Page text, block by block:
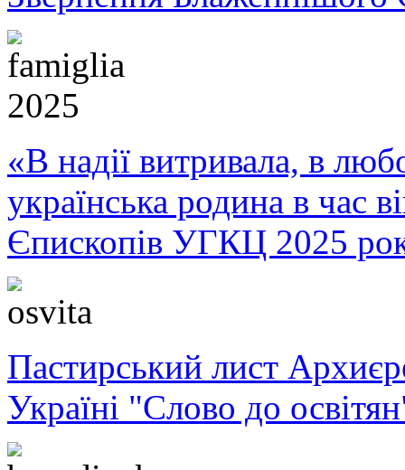
«В надії витривала, в
українська родина в час
Єпископів УГКЦ 2025
Пастирський лист
Україні "Слово до